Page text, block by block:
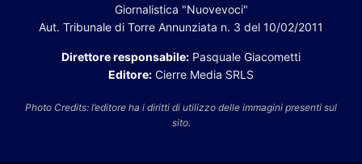
Giornalistica "Nuovevoci"
Aut. Tribunale di Torre Annunziata n. 3 del 10/02/2011
Direttore responsabile: Pasquale Giacometti
Editore: Cierre Media SRLS
Photo Credits: l’editore ha i diritti di utilizzo delle immagini presenti sul
sito.